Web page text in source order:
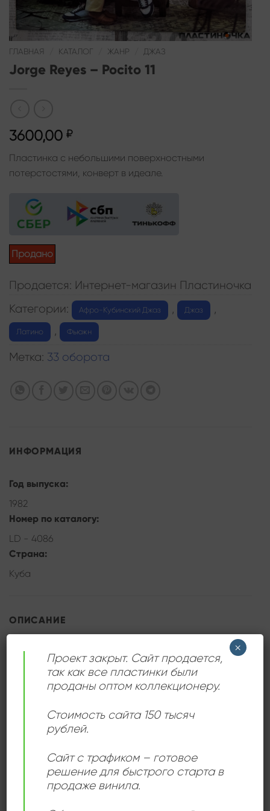
ГЛАВНАЯ КАТАЛОГ ЖАНР ДЖАЗ
Jorge Reyes – Pocito 11
3600,00 ₽
Пластинка с небольшими поверхностными
потерстостями, конверт в идеале.
Продано
Продается: Интернет-магазин Пластиночка
Категории:
Афро-Кубинский Джаз Джаз
Латино Фьюжн
Метка: 33 оборота
ИНФОРМАЦИЯ
Год выпуска:
1982
Номер по каталогу:
LD - 4086
Страна:
Куба
ОПИСАНИЕ
Редкая пластинка с афро-кубинским джазом.
Areito
ИСПОЛНИТЕЛЬ Jorge Reyes
Проект закрыт. Сайт продается,
так как все пластинки были
проданы оптом коллекционеру.
Стоимость сайта 150 тысяч
рублей.
Сайт с трафиком – готовое
решение для быстрого старта в
продаже винила.
×